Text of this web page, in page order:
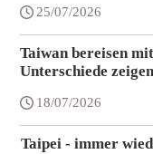
25/07/2026
Taiwan bereisen
Unterschiede
18/07/2026
Taipei - immer